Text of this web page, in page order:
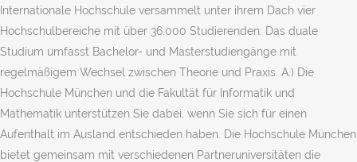
Internationale Hochschule versammelt unter ihrem Dach vier
Hochschulbereiche mit über 36.000 Studierenden: Das duale
Studium umfasst Bachelor- und Masterstudiengänge mit
regelmäßigem Wechsel zwischen Theorie und Praxis. A.) Die
Hochschule München und die Fakultät für Informatik und
Mathematik unterstützen Sie dabei, wenn Sie sich für einen
Aufenthalt im Ausland entschieden haben. Die Hochschule München
bietet gemeinsam mit verschiedenen Partneruniversitäten die